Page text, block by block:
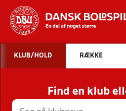
STILLINGER,
HOLD
KLUB/HOLD RÆKKE
Find en klub